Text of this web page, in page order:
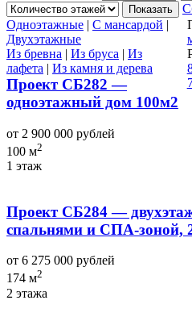
Показать
Одноэтажные | С мансардой |
Двухэтажные
Из бревна | Из бруса | Из
лафета | Из камня и дерева
Проект СБ282 —
одноэтажный дом 100м2
от 2 900 000 рублей
100 м2
1 этаж
Проект СБ284 —
спальнями и СПА-зоной,
от 6 275 000 рублей
174 м2
2 этажа